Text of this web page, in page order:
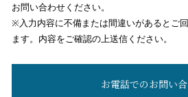
お問い合わせください。
※入力内容に不備または間違いがあるとご
ます。内容をご確認の上送信ください。
お電話でのお問い